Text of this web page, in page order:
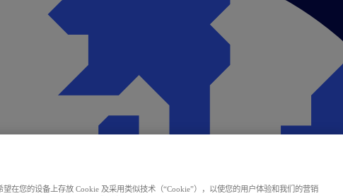
望在您的设备上存放 Cookie 及采用类似技术（“Cookie”），以使您的用户体验和我们的营销